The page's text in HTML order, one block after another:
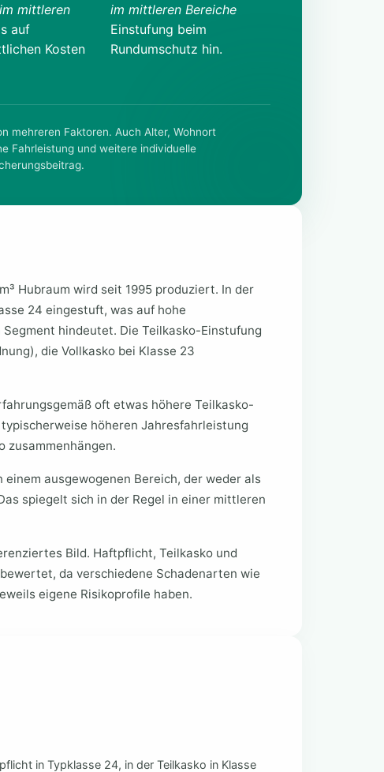
im mittleren
auf
Kosten
im mittleren Bereiche
Einstufung beim
Rundumschutz hin.
mehreren Faktoren. Auch Alter, Wohnort
Fahrleistung und weitere individuelle
Hubraum wird seit 1995 produziert. In der
24 eingestuft, was auf hohe
hindeutet. Die Teilkasko-Einstufung
die Vollkasko bei Klasse 23
oft etwas höhere Teilkasko-
höheren Jahresfahrleistung
zusammenhängen.
ausgewogenen Bereich, der weder als
spiegelt sich in der Regel in einer mittleren
Bild. Haftpflicht, Teilkasko und
da verschiedene Schadenarten wie
eigene Risikoprofile haben.
in Typklasse 24, in der Teilkasko in Klasse